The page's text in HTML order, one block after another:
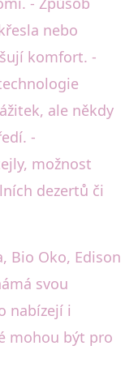
nebo
komfort. -
ale někdy
-
možnost
dezertů či
Bio Oko, Edison
svou
nabízejí i
mohou být pro